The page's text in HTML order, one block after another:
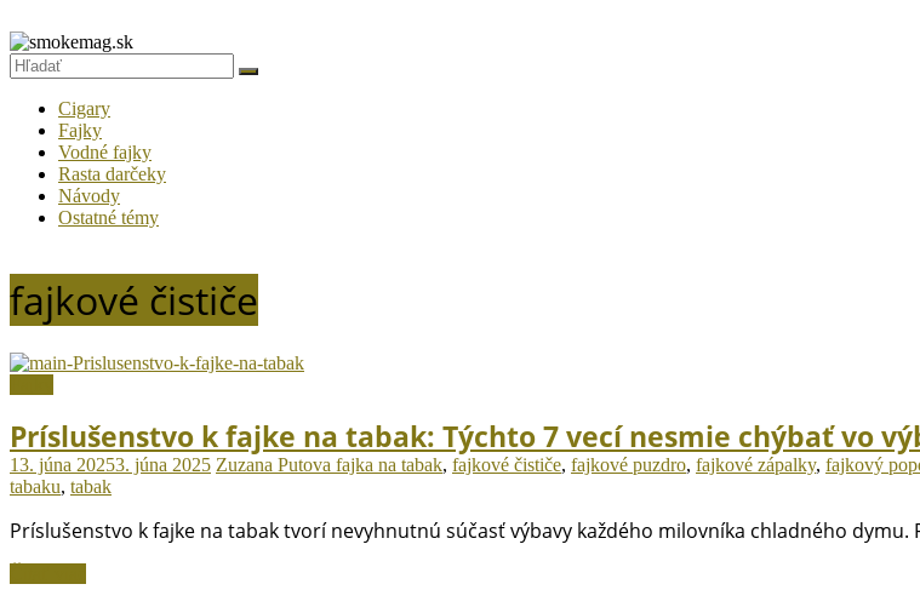
na
obsah
smokemag.sk
Fajčiarsky
magazín
pre
gurmánov
tabaku
Cigary
Fajky
Vodné fajky
Rasta darčeky
Návody
Ostatné témy
fajkové čističe
Príslušenstvo k fajke na tabak: Týchto 7 vecí nesmie chýbať vo
13. júna 20253. júna 2025 Zuzana Putova fajka na tabak, fajkové čističe, fajkové puzdro, fajkové zápalky, fajkový
tabaku, tabak
Príslušenstvo k fajke na tabak tvorí nevyhnutnú súčasť výbavy každého milovníka chladného